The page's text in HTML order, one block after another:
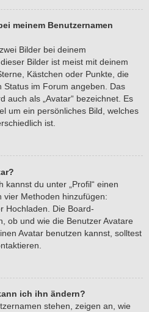
meinem Benutzernamen
Bilder bei deinem
Bilder ist meist mit deinem
Kästchen oder Punkte, die
im Forum angeben. Das
auch als „Avatar“ bezeichnet. Es
um ein persönliches Bild, welches
ist.
kannst du unter „Profil“ einen
Methoden hinzufügen:
Hochladen. Die Board-
ob und wie die Benutzer Avatare
Avatar benutzen kannst, solltest
ich ihn ändern?
stehen, zeigen an, wie